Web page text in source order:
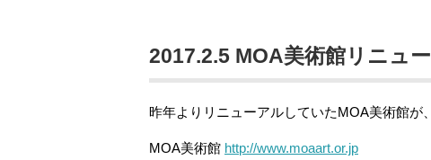
2017.2.5 MOA美術館リニュ
昨年よりリニューアルしていたMOA美術館が
MOA美術館 http://www.moaart.or.jp